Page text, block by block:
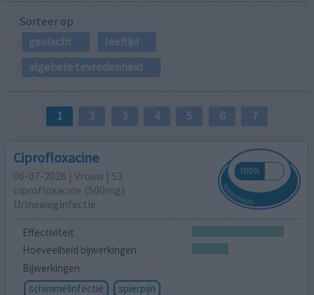
Sorteer op
geslacht
leeftijd
algehele tevredenheid
1 2 3 4 5 6 7
Ciprofloxacine
06-07-2026 | Vrouw | 53
ciprofloxacine (500mg)
Urineweginfectie
Effectiviteit
Hoeveelheid bijwerkingen
Bijwerkingen
schimmelinfectie
spierpijn